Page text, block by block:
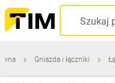
Gniazda i łączniki